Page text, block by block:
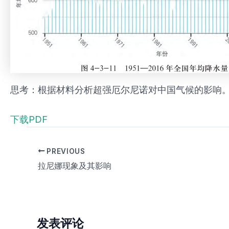
思考：根据材料分析超强厄尔尼诺对中国气候的影响
下载PDF
PREVIOUS
拉尼娜现象及其影响
发表评论